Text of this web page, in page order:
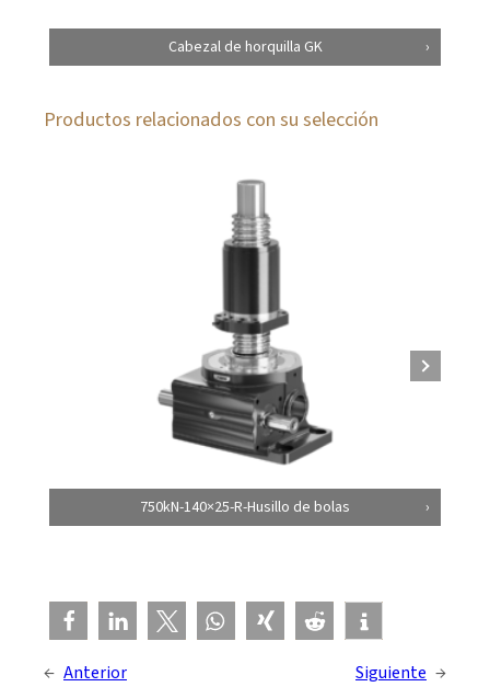
Cabezal de horquilla GK
Productos relacionados con su selección
750kN-140×25-R-Husillo de bolas
← Anterior Siguiente →